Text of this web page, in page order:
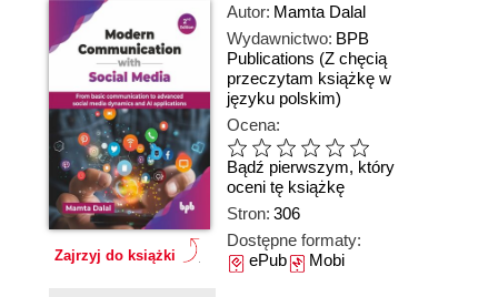
Zajrzyj do książki
Autor: Mamta Dalal
Wydawnictwo: BPB
Publications (Z chęcią
przeczytam książkę w
języku polskim)
Ocena:
Bądź pierwszym, który
oceni tę książkę
Stron: 306
Dostępne formaty:
ePubMobi